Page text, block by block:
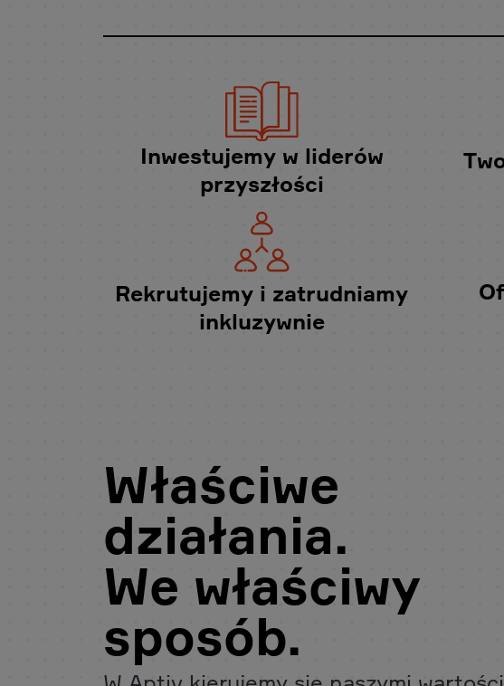
Inwestujemy w liderów
przyszłości
Rekrutujemy i zatrudniamy
inkluzywnie
Właściwe
działania.
We właściwy
sposób.